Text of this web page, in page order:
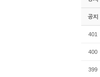
공지
401
400
399